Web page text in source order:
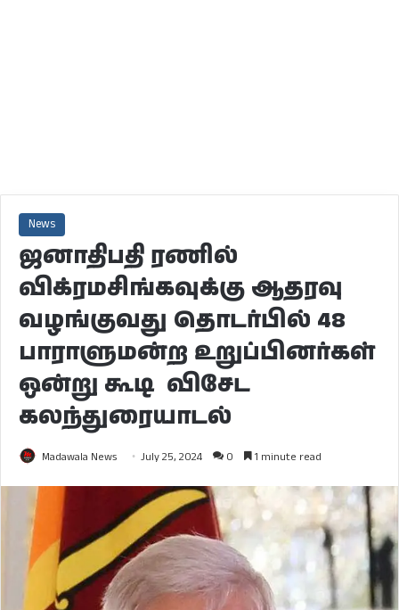
News
ஜனாதிபதி ரணில்
விக்ரமசிங்கவுக்கு ஆதரவு
வழங்குவது தொடர்பில் 48
பாராளுமன்ற உறுப்பினர்கள்
ஒன்று கூடி விசேட
கலந்துரையாடல்
Madawala News July 25, 2024 0 1 minute read